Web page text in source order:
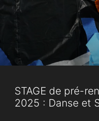
STAGE de pré-
2025 : Danse et